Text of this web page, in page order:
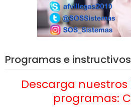
Programas e instructivos
Descarga
programas: